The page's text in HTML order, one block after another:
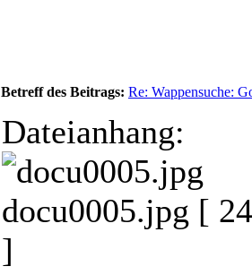
Betreff des Beitrags: Re: Wappensuche:
Dateianhang:
docu0005.jpg [
]